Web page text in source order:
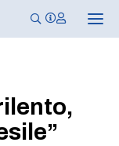
N
a